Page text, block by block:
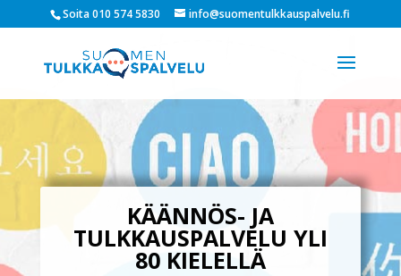
Soita 010 574 5830 info@suomentulkkauspalvelu.fi
KÄÄNNÖS- JA
TULKKAUSPALVELU YLI
80 KIELELLÄ